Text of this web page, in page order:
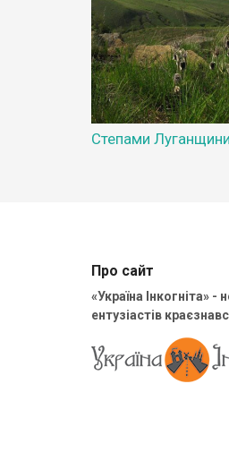
Степами Луганщини
Про сайт
«Україна Інкогніта»
ентузіастів